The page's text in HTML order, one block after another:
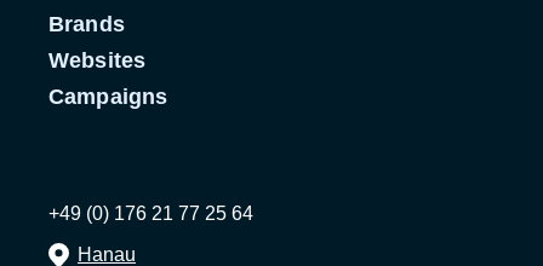
+49 (0) 176 21 77 25 64
Hanau
Brands
Websites
Campaigns